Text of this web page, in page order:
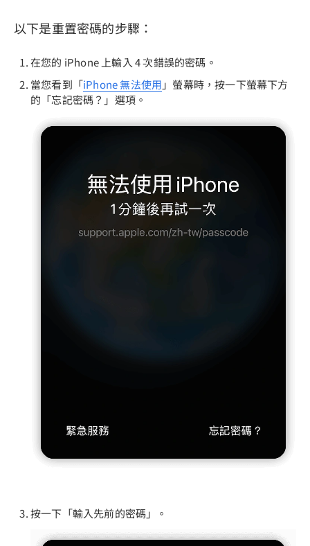
以下是重置密碼的步驟：
在您的 iPhone 上輸入 4 次錯誤的密碼。
當您看到「iPhone 無法使用 」螢幕時，按一下螢幕下方
的「忘記密碼？」選項。
按一下「輸入先前的密碼」。